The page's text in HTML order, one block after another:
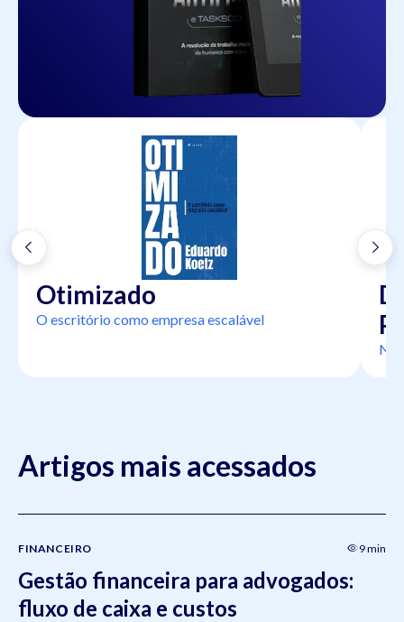
Otimizado
O escritório como empresa escalável
Na
Artigos mais acessados
FINANCEIRO 9 min
Gestão financeira para advogados:
fluxo de caixa e custos